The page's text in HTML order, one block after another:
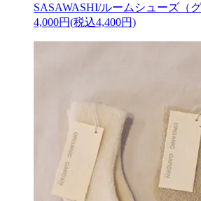
SASAWASHI/ルームシューズ（
4,000円(税込4,400円)